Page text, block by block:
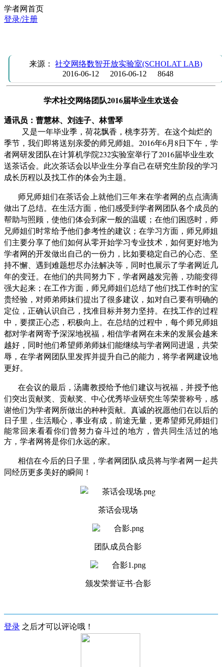
学者网首页
登录/注册
来源：社交网络数智开放实验室(SCHOLAT LAB)
2016-06-12
2016-06-12 8648
学术社交网络团队2016届毕业生欢送会
通讯员：曹慧林、刘连子、林雪琴
又是一年毕业季，荷花飘香，桃李芬芳。在这个灿烂的
季节，我们即将送别亲爱的师兄师姐。 2016年6月8日下午，学
者网研发团队在计算机学院232实验室举行了2016届毕业生欢
送茶话会。 此次茶话会以毕业生分享自己在研究生阶段的学习
成长历程以及找工作的体会为主题。
师兄师姐们在茶话会上就他们三年来在学者网的点点滴滴
做出了总结。在生活方面，他们感受到学者网团队各个成员的
帮助与照顾，使他们体会到家一般的温暖；在他们困惑时，师
兄师姐们时常给予他们参考性的建议；在学习方面，师兄师姐
们主要分享了他们如何从零开始学习专业技术，如何更好地为
学者网的开发做出自己的一份力，比如要稳定自己的心态、坚
持不懈、遇到难题想尽办法解决等，同时也展示了学者网近几
年的变迁。在他们的共同努力下，学者网越发完善，功能变得
强大起来；在工作方面，师兄师姐们总结了他们找工作时的宝
贵经验，对师弟师妹们提出了很多建议，如对自己要有明确的
定位，正确认识自己，找准目标并努力坚持。在找工作的过程
中，要摆正心态，积极向上。在总结的过程中，每个师兄师姐
都对学者网寄予深深地祝福，相信学者网在未来的发展会越来
越好，同时他们希望师弟师妹们能继续与学者网同进退，共荣
辱，在学者网团队里发挥并提升自己的能力，将学者网建设地
更好。
在会议的最后，汤庸教授给予他们建议与祝福，并授予他
们突出贡献奖、贡献奖、中心优秀毕业研究生等荣誉称号，感
谢他们为学者网所做出的种种贡献。
真诚的祝愿他们在以后的
日子里，生活顺心，事业有成，前途无量，更希望师兄师姐们
能常回来看看你们曾努力奋斗过的地方，曾共同生活过的地
方，学者网将是你们永远的家。
相信在今后的日子里，学者网团队成员将与学者网一起共
同经历更多美好的瞬间！
茶话会现场
团队成员合影
颁发荣誉证书·合影
登录 之后才可以评论哦！